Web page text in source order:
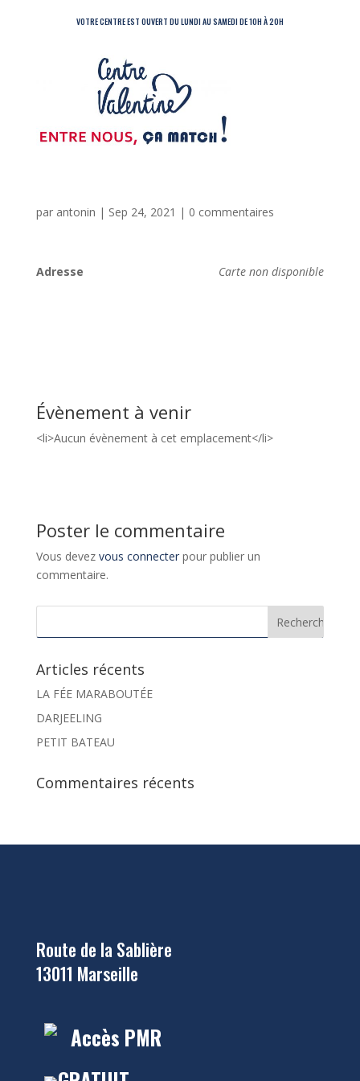
VOTRE CENTRE EST OUVERT DU LUNDI AU SAMEDI DE 10H À 20H
par antonin | Sep 24, 2021 | 0 commentaires
Carte non disponible
Adresse
Évènement à venir
<li>Aucun évènement à cet emplacement</li>
Poster le commentaire
Vous devez vous connecterpour publier un
commentaire.
Articles récents
LA FÉE MARABOUTÉE
DARJEELING
PETIT BATEAU
Commentaires récents
Route de la Sablière
13011 Marseille
Accès PMR